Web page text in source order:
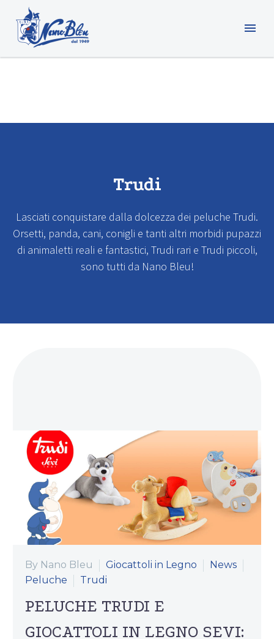
Trudi
Lasciati conquistare dalla dolcezza dei peluche Trudi.
Orsetti, panda, cani, conigli e tanti altri morbidi pupazzi
di animaletti reali e fantastici, Trudi rari e Trudi piccoli,
sono tutti da Nano Bleu!
By Nano Bleu Giocattoli in Legno
News
Peluche
Trudi
PELUCHE TRUDI E
GIOCATTOLI IN LEGNO SEVI: